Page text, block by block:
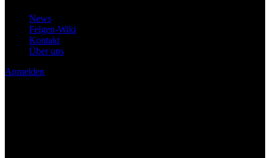
News
Felgen-Wiki
Kontakt
Über uns
Anmelden